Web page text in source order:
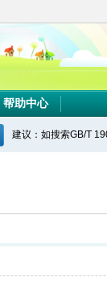
帮助中心
建议：如搜索GB/T